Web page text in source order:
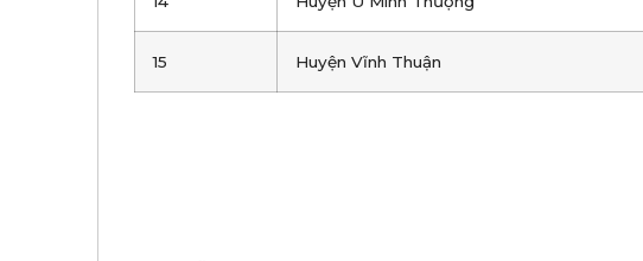
15 Huyện Vĩnh Thuận